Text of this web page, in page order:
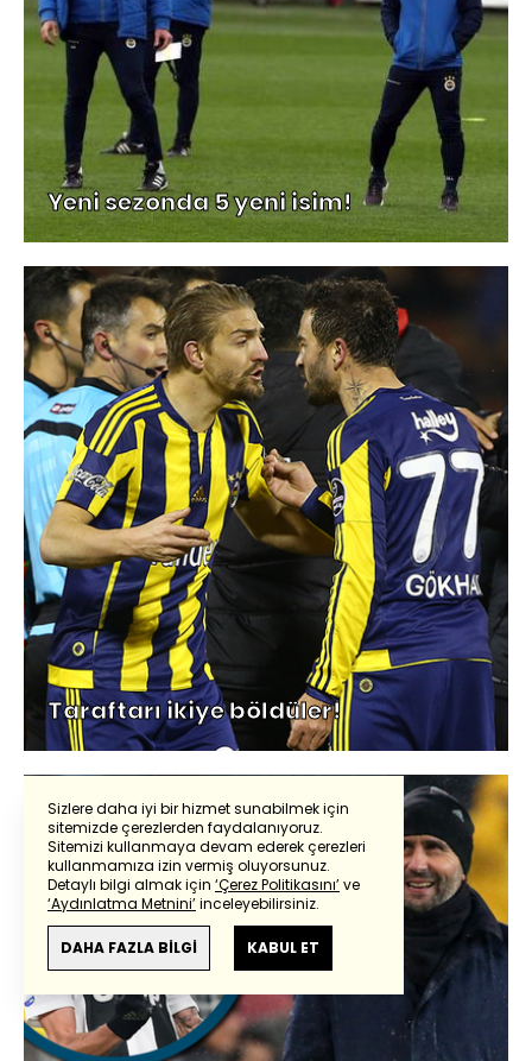
Yeni sezonda 5 yeni isim!
Taraftarı ikiye böldüler!
Sizlere daha iyi bir hizmet sunabilmek için
sitemizde çerezlerden faydalanıyoruz.
Sitemizi kullanmaya devam ederek çerezleri
kullanmamıza izin vermiş oluyorsunuz.
Detaylı bilgi almak için ‘Çerez Politikasını’ve
‘Aydınlatma Metnini’inceleyebilirsiniz.
DAHA FAZLA BİLGİ KABUL ET